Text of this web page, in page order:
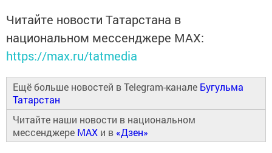
Читайте новости Татарстана в
национальном мессенджере MАХ:
https://max.ru/tatmedia
Ещё больше новостей в Telegram-канале Бугульма
Татарстан
Читайте наши новости в национальном
мессенджере MAX и в «Дзен»